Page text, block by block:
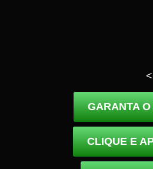
GARANTA
CLIQUE E